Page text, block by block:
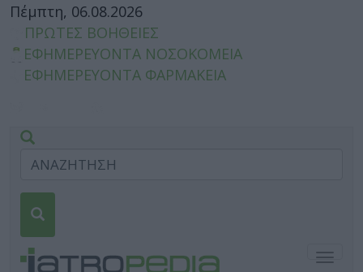
Πέμπτη, 06.08.2026
ΠΡΩΤΕΣ ΒΟΗΘΕΙΕΣ
ΕΦΗΜΕΡΕΥΟΝΤΑ ΝΟΣΟΚΟΜΕΙΑ
ΕΦΗΜΕΡΕΥΟΝΤΑ ΦΑΡΜΑΚΕΙΑ